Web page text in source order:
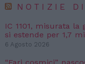
NOTIZIE
IC 1101, misurata
si estende per 1,7
6 Agosto 2026